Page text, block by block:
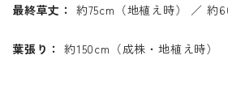
最終草丈： 約75cm（地植え時） ／ 約
葉張り： 約150cm（成株・地植え時）